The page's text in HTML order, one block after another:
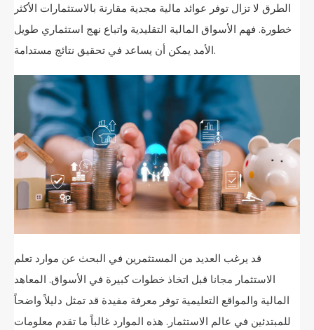
الطرق لا تزال توفر عوائد مالية مجدية مقارنة بالاستثمارات الأكثر
خطورة. فهم الأسواق المالية التقليدية واتباع نهج استثماري طويل
الأمد يمكن أن يساعد في تحقيق نتائج مستدامة.
قد يرغب العديد من المستثمرين في البحث عن موارد تعلم
الاستثمار مجانا قبل اتخاذ خطوات كبيرة في الأسواق. المعاهد
المالية والمواقع التعليمية توفر معرفة مفيدة قد تمثل دليلاً واضحاً
للمبتدئين في عالم الاستثمار. هذه الموارد غالباً ما تقدم معلومات